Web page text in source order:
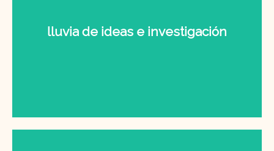
lluvia de ideas e investigación